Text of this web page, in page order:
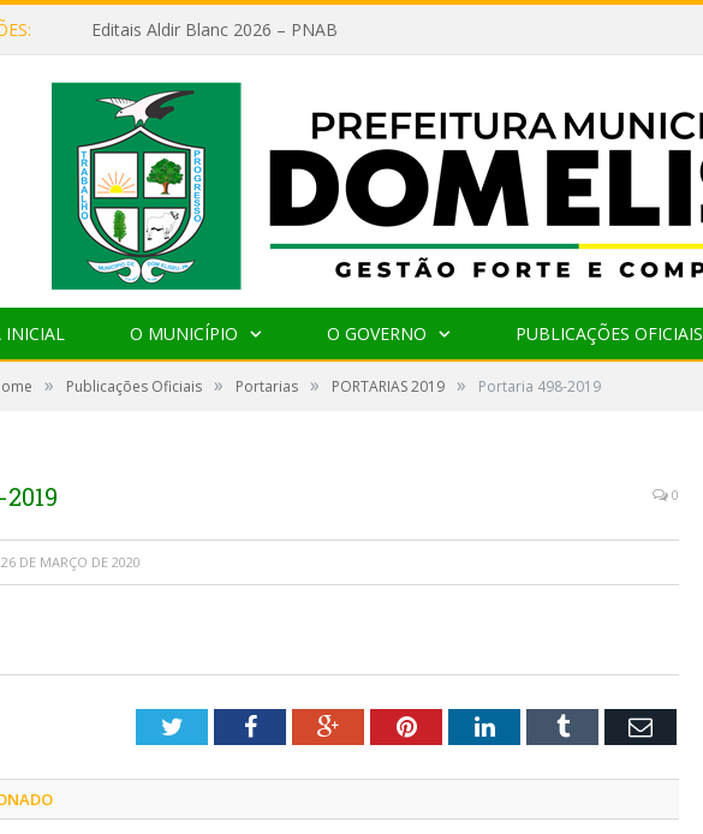
Editais Aldir Blanc 2026 – PNAB
INICIAL O MUNICÍPIO O GOVERNO PUBLICAÇÕES OFICIAIS
» Publicações Oficiais » Portarias » PORTARIAS 2019 » Portaria 498-2019
0
26 DE MARÇO DE 2020
TwitterFacebookGoogle+PinterestLinkedInTumblr Email